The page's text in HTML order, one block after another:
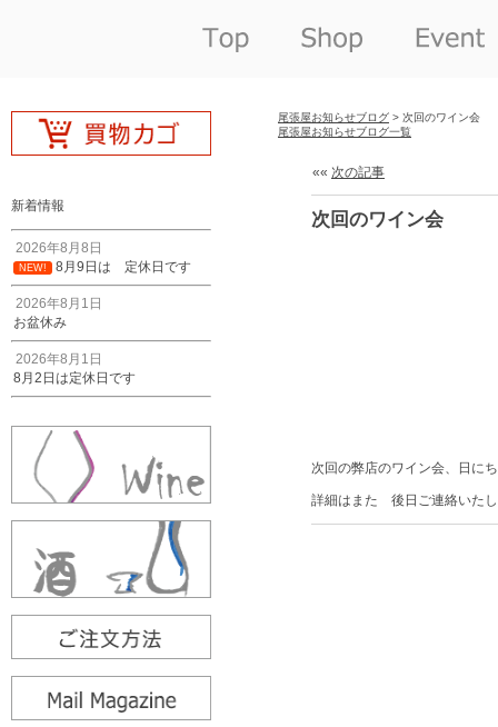
新着情報
2026年8月8日
NEW! 8月9日は 定休日です
2026年8月1日
お盆休み
2026年8月1日
8月2日は定休日です
尾張屋お知らせブログ > 次回のワイン会
尾張屋お知らせブログ一覧
«« 次の記事
次回のワイン会
次回の弊店のワイン会、日に
詳細はまた 後日ご連絡いた